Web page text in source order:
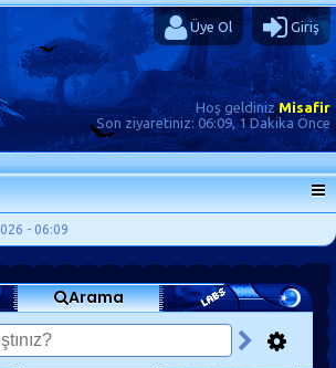
Üye Ol Giriş
Hoş geldinizMisafir
Son ziyaretiniz: 06:09, 1 Dakika Önce
- 06:09
Arama